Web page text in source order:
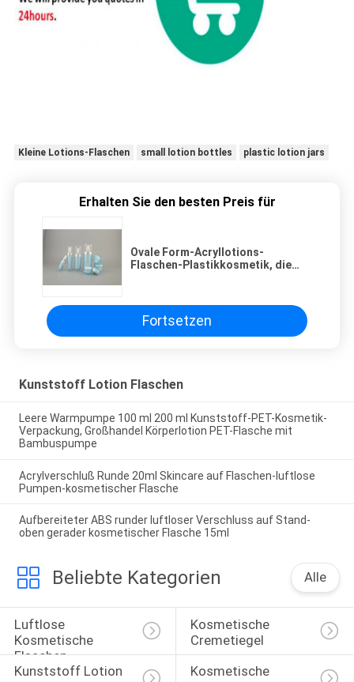
Kleine Lotions-Flaschen small lotion bottles plastic lotion jars
Erhalten Sie den besten Preis für
Ovale Form-Acryllotions-
Flaschen-Plastikkosmetik, die
Fortsetzen
Kunststoff Lotion Flaschen
Leere Warmpumpe 100 ml 200 ml Kunststoff-PET-Kosmetik-
Verpackung, Großhandel Körperlotion PET-Flasche mit
Bambuspumpe
Acrylverschluß Runde 20ml Skincare auf Flaschen-luftlose
Pumpen-kosmetischer Flasche
Aufbereiteter ABS runder luftloser Verschluss auf Stand-
oben gerader kosmetischer Flasche 15ml
Beliebte Kategorien Alle
Luftlose
Kosmetische
Flaschen
Kosmetische
Cremetiegel
Kunststoff Lotion
Kosmetische